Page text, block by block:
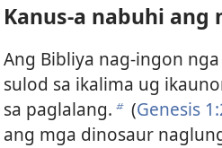
Kanus-a nabuhi ang
Ang Bibliya nag-ingon
sulod sa ikalima ug
sa paglalang. b (Genesis
ang mga dinosaur